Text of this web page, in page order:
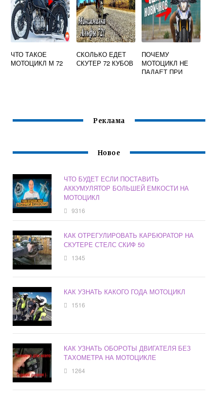
ЧТО ТАКОЕ
МОТОЦИКЛ М 72
СКОЛЬКО ЕДЕТ
СКУТЕР 72 КУБОВ
ПОЧЕМУ
МОТОЦИКЛ НЕ
ПАДАЕТ ПРИ
Реклама
Новое
ЧТО БУДЕТ ЕСЛИ ПОСТАВИТЬ
АККУМУЛЯТОР БОЛЬШЕЙ ЕМКОСТИ НА
МОТОЦИКЛ
9316
КАК ОТРЕГУЛИРОВАТЬ КАРБЮРАТОР НА
СКУТЕРЕ СТЕЛС СКИФ 50
1345
КАК УЗНАТЬ КАКОГО ГОДА МОТОЦИКЛ
1516
КАК УЗНАТЬ ОБОРОТЫ ДВИГАТЕЛЯ БЕЗ
ТАХОМЕТРА НА МОТОЦИКЛЕ
1264